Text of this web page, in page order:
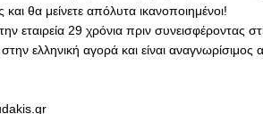
θα μείνετε απόλυτα ικανοποιημένοι!
εταιρεία 29 χρόνια πριν συνεισφέροντας
ελληνική αγορά και είναι